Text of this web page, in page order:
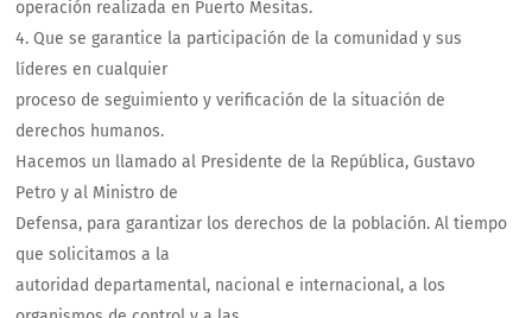
operación realizada en Puerto Mesitas.
Que se garantice la participación de la comunidad y sus
líderes en cualquier
proceso de seguimiento y verificación de la situación de
derechos humanos.
Hacemos un llamado al Presidente de la República, Gustavo
Petro y al Ministro de
Defensa, para garantizar los derechos de la población. Al tiempo
que solicitamos a la
autoridad departamental, nacional e internacional, a los